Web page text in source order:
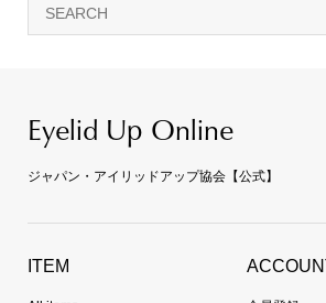
Eyelid Up Online
ジャパン・アイリッドアップ協会【公式】
ITEM